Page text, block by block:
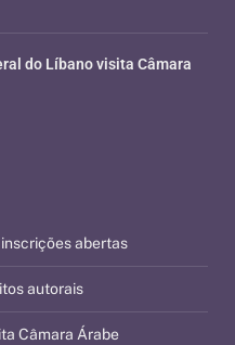
abertas
autorais
Câmara Árabe
do Líbano visita Câmara